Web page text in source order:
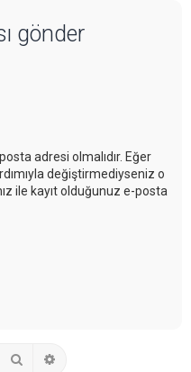
gönder
adresi olmalıdır. Eğer
değiştirmediyseniz o
ile kayıt olduğunuz e-posta